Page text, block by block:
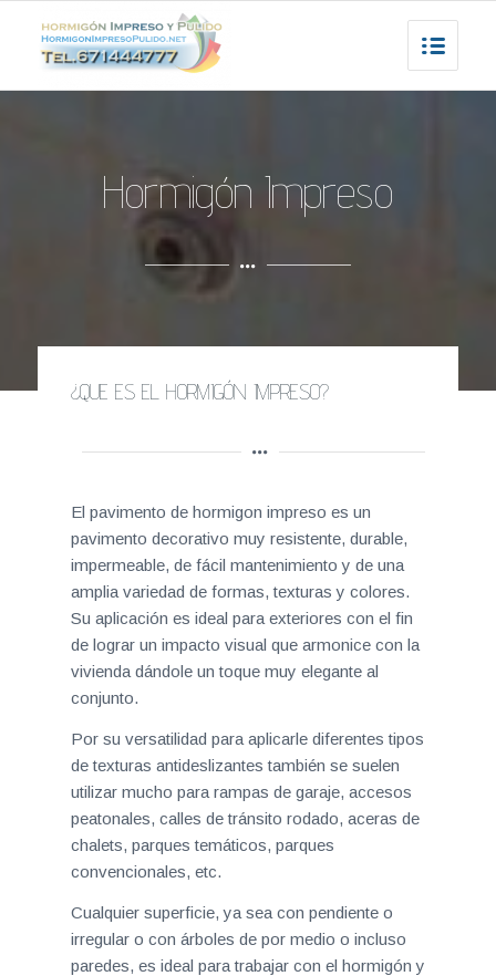
Hormigón Impreso
¿QUE ES EL HORMIGÓN IMPRESO?
El pavimento de hormigon impreso es un
pavimento decorativo muy resistente, durable,
impermeable, de fácil mantenimiento y de una
amplia variedad de formas, texturas y colores.
Su aplicación es ideal para exteriores con el fin
de lograr un impacto visual que armonice con la
vivienda dándole un toque muy elegante al
conjunto.
Por su versatilidad para aplicarle diferentes tipos
de texturas antideslizantes también se suelen
utilizar mucho para rampas de garaje, accesos
peatonales, calles de tránsito rodado, aceras de
chalets, parques temáticos, parques
convencionales, etc.
Cualquier superficie, ya sea con pendiente o
irregular o con árboles de por medio o incluso
paredes, es ideal para trabajar con el hormigón y